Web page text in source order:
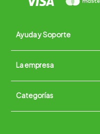
Ayuda y Soporte
Contacto vía WhatsApp
Términos y condiciones
La empresa
Quiénes somos
Trabaja con nosotros
Categorías